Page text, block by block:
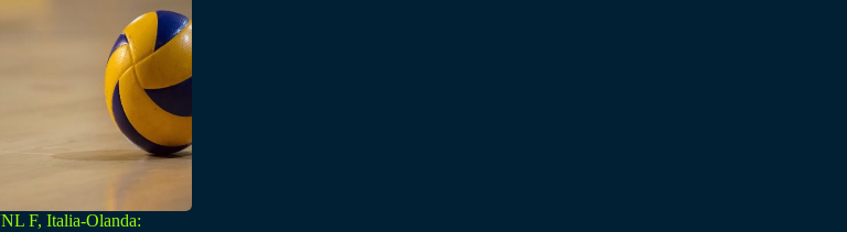
F, Italia-Olanda: